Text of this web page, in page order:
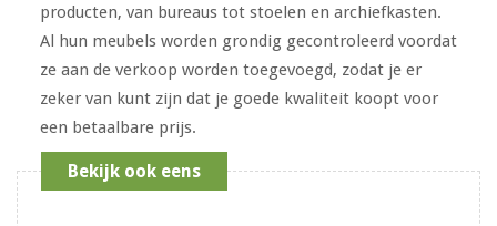
producten, van bureaus tot stoelen en archiefkasten.
Al hun meubels worden grondig gecontroleerd voordat
ze aan de verkoop worden toegevoegd, zodat je er
zeker van kunt zijn dat je goede kwaliteit koopt voor
een betaalbare prijs.
Bekijk ook eens